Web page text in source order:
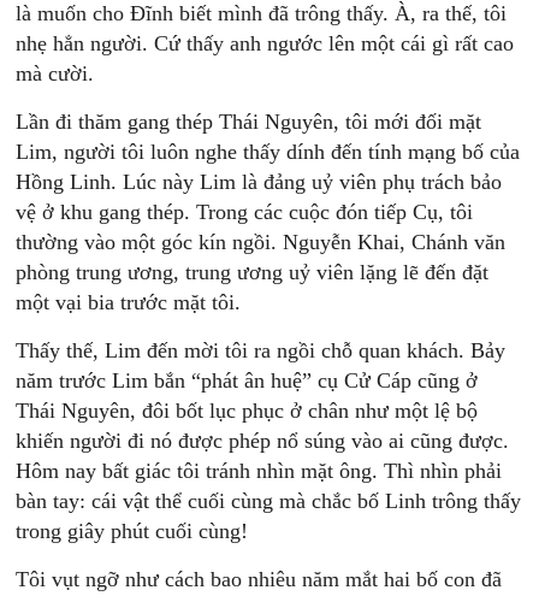
là muốn cho Đĩnh biết mình đã trông thấy. À, ra thế, tôi
nhẹ hẳn người. Cứ thấy anh ngước lên một cái gì rất cao
mà cười.
Lần đi thăm gang thép Thái Nguyên, tôi mới đối mặt
Lim, người tôi luôn nghe thấy dính đến tính mạng bố của
Hồng Linh. Lúc này Lim là đảng uỷ viên phụ trách bảo
vệ ở khu gang thép. Trong các cuộc đón tiếp Cụ, tôi
thường vào một góc kín ngồi. Nguyễn Khai, Chánh văn
phòng trung ương, trung ương uỷ viên lặng lẽ đến đặt
một vại bia trước mặt tôi.
Thấy thế, Lim đến mời tôi ra ngồi chỗ quan khách. Bảy
năm trước Lim bắn “phát ân huệ” cụ Cử Cáp cũng ở
Thái Nguyên, đôi bốt lục phục ở chân như một lệ bộ
khiến người đi nó được phép nổ súng vào ai cũng được.
Hôm nay bất giác tôi tránh nhìn mặt ông. Thì nhìn phải
bàn tay: cái vật thể cuối cùng mà chắc bố Linh trông thấy
trong giây phút cuối cùng!
Tôi vụt ngỡ như cách bao nhiêu năm mắt hai bố con đã